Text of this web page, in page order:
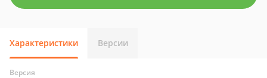
Характеристики Версии
Версия